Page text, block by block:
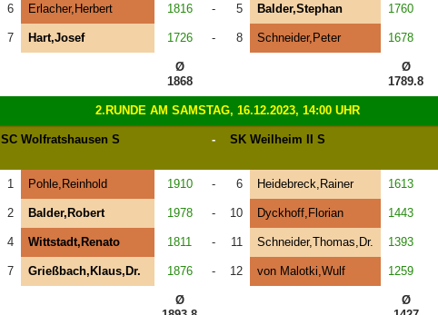
6 Erlacher,Herbert 1816 - 5 Balder,Stephan 1760
7 Hart,Josef 1726 - 8 Schneider,Peter 1678
Ø
1868
Ø
1789.8
2.RUNDE AM SAMSTAG, 16.12.2023, 14:00 UHR
SC Wolfratshausen S - SK Weilheim II S
1 Pohle,Reinhold 1910 - 6 Heidebreck,Rainer 1613
2 Balder,Robert 1978 - 10 Dyckhoff,Florian 1443
4 Wittstadt,Renato 1811 - 11 Schneider,Thomas,Dr. 1393
7 Grießbach,Klaus,Dr. 1876 - 12 von Malotki,Wulf 1259
Ø
Ø